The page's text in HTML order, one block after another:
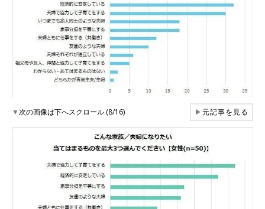
▼次の画像は下へスクロール (8/16) ▶元記事を見る